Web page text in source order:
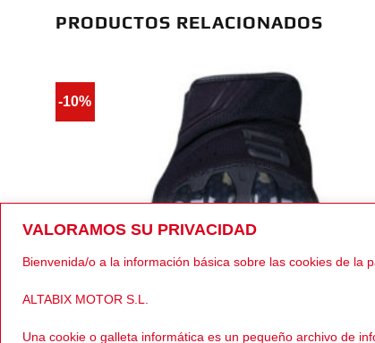
VALORAMOS SU PRIVACIDAD
Bienvenida/o a la información básica sobre las cookies de la
ALTABIX MOTOR S.L.
Una cookie o galleta informática es un pequeño archivo de
PRODUCTOS RELACIONADOS
-10%